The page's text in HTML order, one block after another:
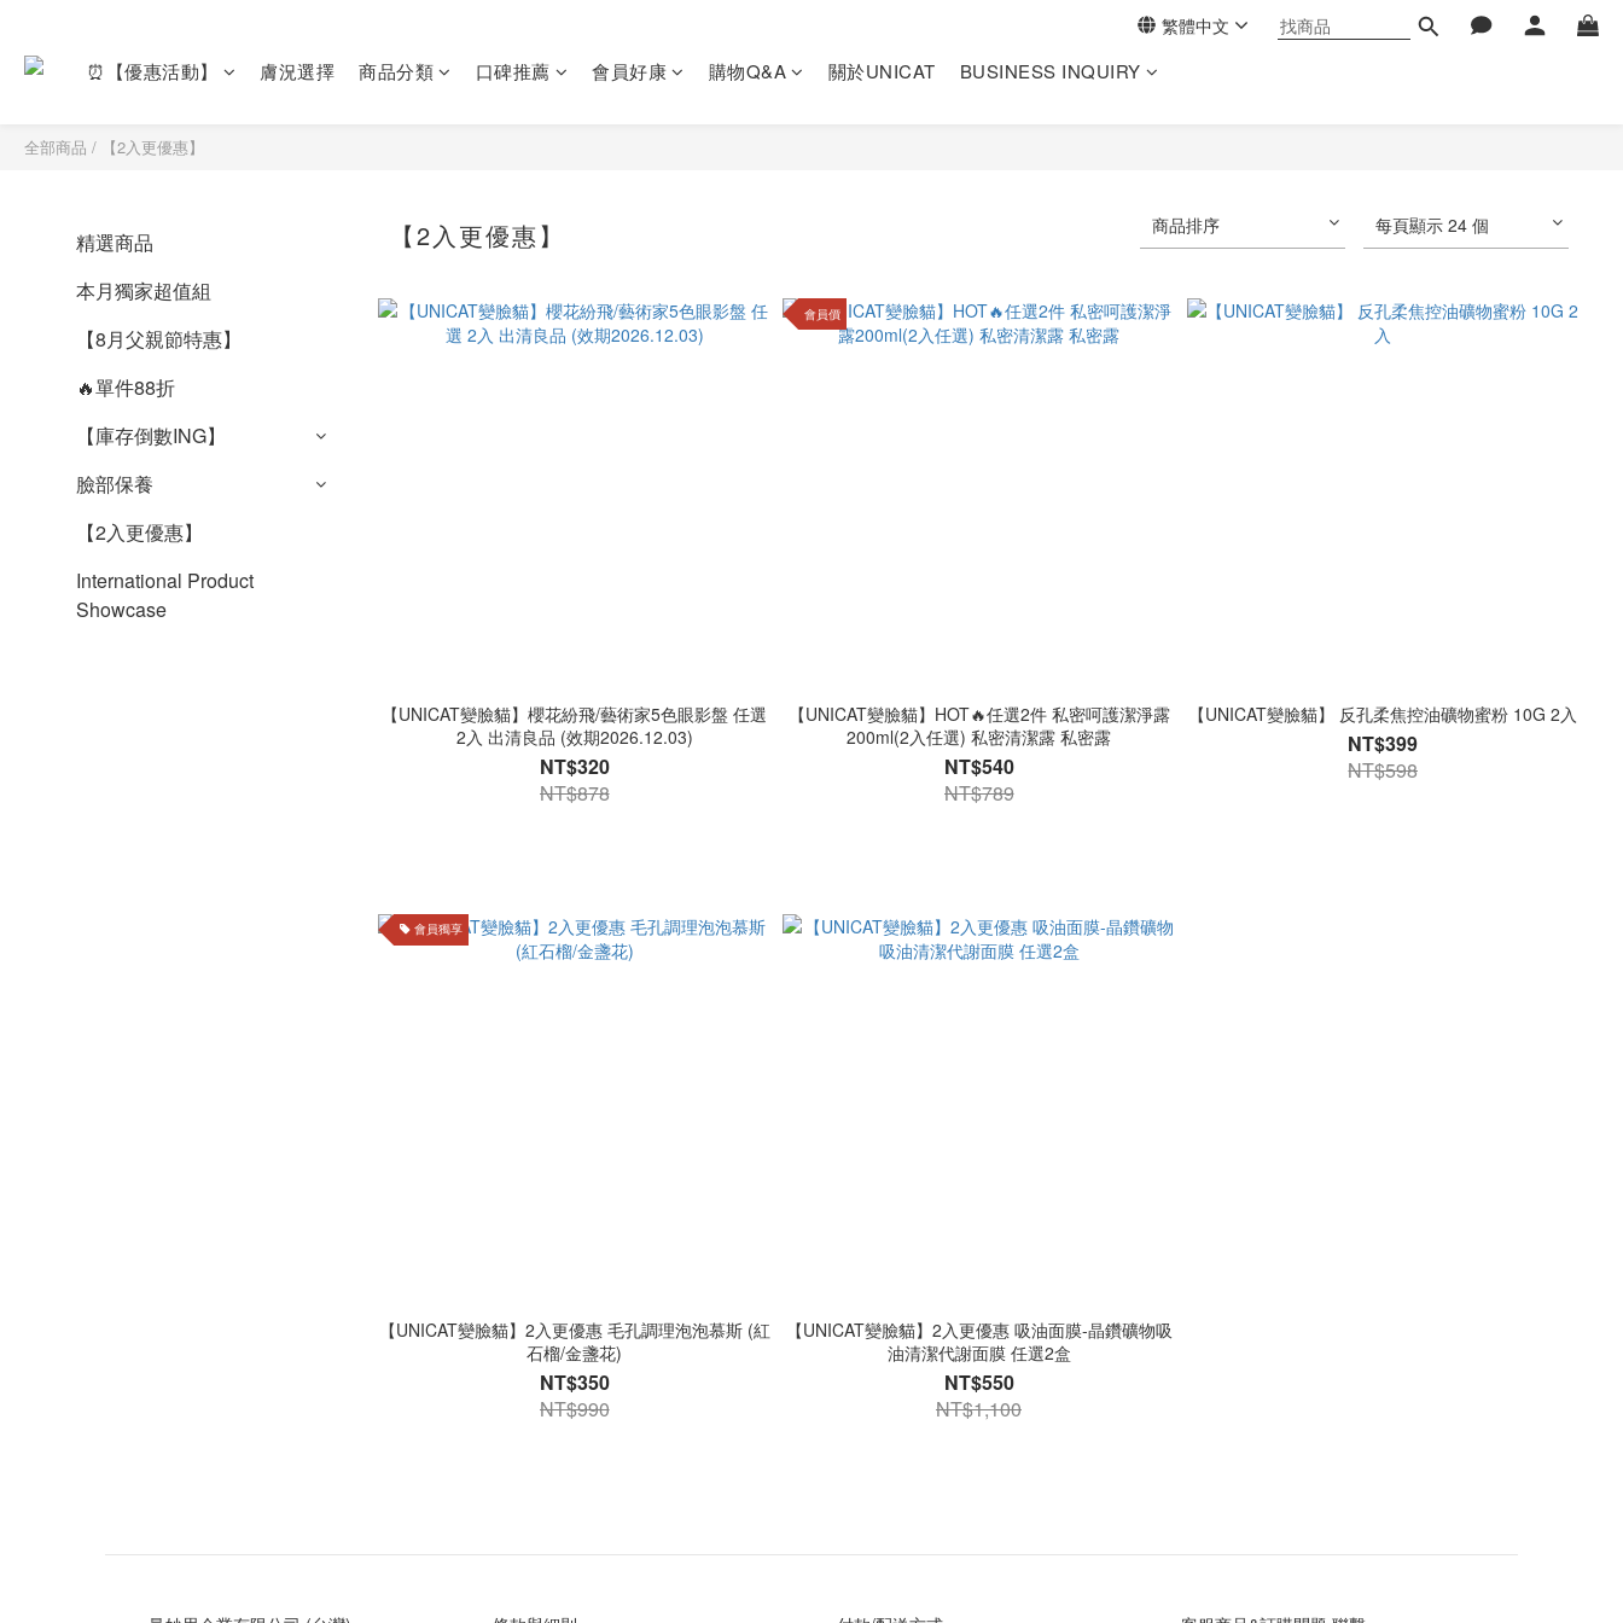
繁體中文
⏰【優惠活動】 膚況選擇 商品分類 口碑推薦 會員好康 購物Q&A 關於UNICAT BUSINESS INQUIRY
全部商品 / 【2入更優惠】
精選商品
本月獨家超值組
【8月父親節特惠】
🔥單件88折
【庫存倒數ING】
臉部保養
【2入更優惠】
International Product
Showcase
【2入更優惠】 商品排序 每頁顯示 24 個
【UNICAT變臉貓】櫻花紛飛/藝術家5色眼影盤 任選
2入 出清良品 (效期2026.12.03)
NT$320
NT$878
會員價
【UNICAT變臉貓】HOT🔥任選2件 私密呵護潔淨露
200ml(2入任選) 私密清潔露 私密露
NT$540
NT$789
【UNICAT變臉貓】 反孔柔焦控油礦物蜜粉 10G 2入
NT$399
NT$598
會員獨享
【UNICAT變臉貓】2入更優惠 毛孔調理泡泡慕斯 (紅
石榴/金盞花)
NT$350
NT$990
【UNICAT變臉貓】2入更優惠 吸油面膜-晶鑽礦物吸
油清潔代謝面膜 任選2盒
NT$550
NT$1,100